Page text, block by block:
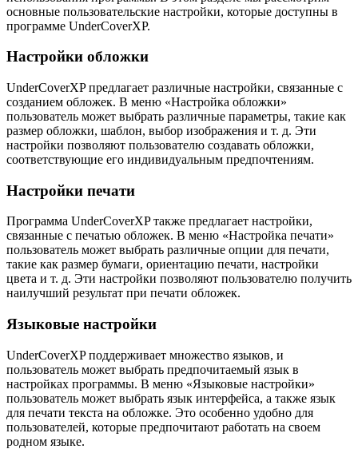
основные пользовательские настройки, которые доступны в
программе UnderCoverXP.
Настройки обложки
UnderCoverXP предлагает различные настройки, связанные с
созданием обложек. В меню «Настройка обложки»
пользователь может выбрать различные параметры, такие как
размер обложки, шаблон, выбор изображения и т. д. Эти
настройки позволяют пользователю создавать обложки,
соответствующие его индивидуальным предпочтениям.
Настройки печати
Программа UnderCoverXP также предлагает настройки,
связанные с печатью обложек. В меню «Настройка печати»
пользователь может выбрать различные опции для печати,
такие как размер бумаги, ориентацию печати, настройки
цвета и т. д. Эти настройки позволяют пользователю получить
наилучший результат при печати обложек.
Языковые настройки
UnderCoverXP поддерживает множество языков, и
пользователь может выбрать предпочитаемый язык в
настройках программы. В меню «Языковые настройки»
пользователь может выбрать язык интерфейса, а также язык
для печати текста на обложке. Это особенно удобно для
пользователей, которые предпочитают работать на своем
родном языке.